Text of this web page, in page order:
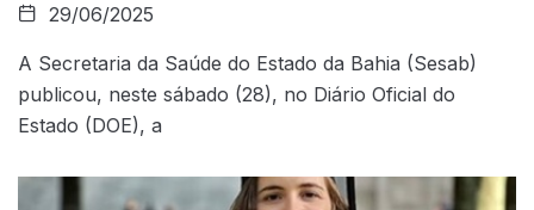
29/06/2025
A Secretaria da Saúde do Estado da Bahia (Sesab)
publicou, neste sábado (28), no Diário Oficial do
Estado (DOE), a